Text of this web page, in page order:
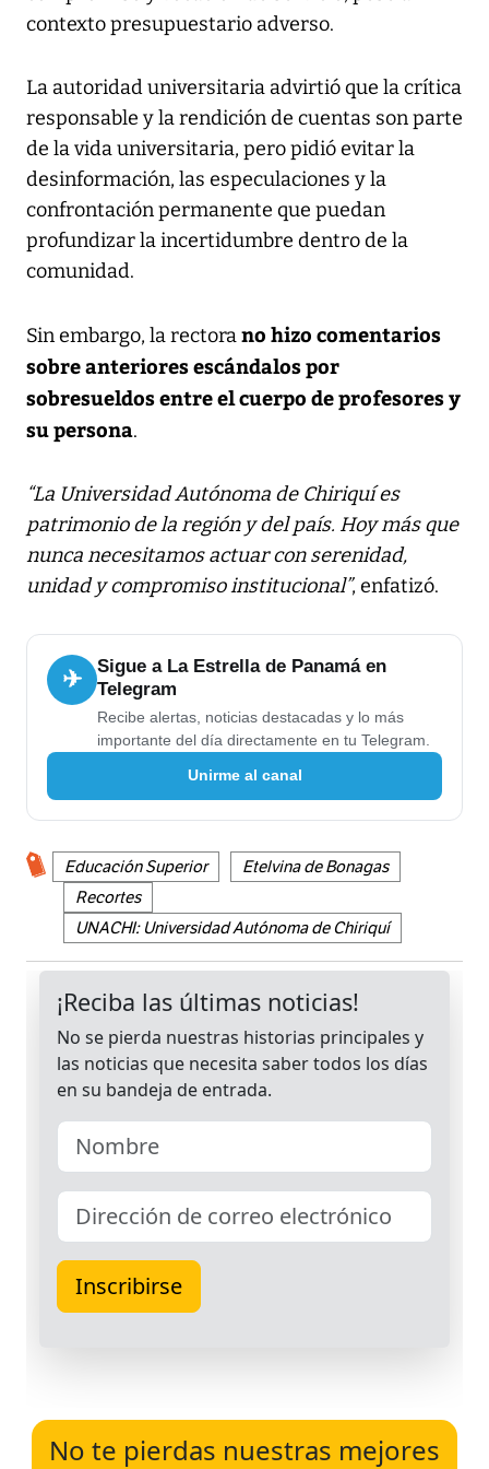
contexto presupuestario adverso.
La autoridad universitaria advirtió que la crítica
responsable y la rendición de cuentas son parte
de la vida universitaria, pero pidió evitar la
desinformación, las especulaciones y la
confrontación permanente que puedan
profundizar la incertidumbre dentro de la
comunidad.
Sin embargo, la rectorano hizo comentarios
sobre anteriores escándalos por
sobresueldos entre el cuerpo de profesores y
su persona.
“La Universidad Autónoma de Chiriquí es
patrimonio de la región y del país. Hoy más que
nunca necesitamos actuar con serenidad,
unidad y compromiso institucional”, enfatizó.
✈
Sigue a La Estrella de Panamá en
Telegram
Recibe alertas, noticias destacadas y lo más
importante del día directamente en tu Telegram.
Unirme al canal
Educación Superior
Etelvina de Bonagas
Recortes
UNACHI: Universidad Autónoma de Chiriquí
No te pierdas nuestras mejores